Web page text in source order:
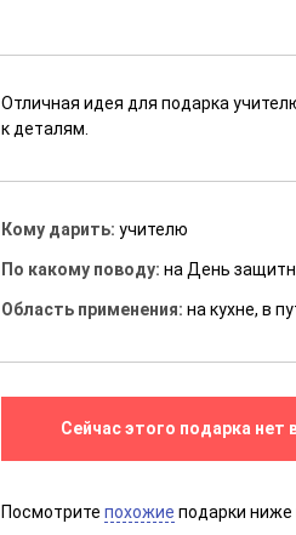
Отличная идея для подарка
к деталям.
Кому дарить:учителю
По какому поводу:на День
Область применения:на кухне, в
Сейчас этого подарка нет
Посмотритепохожие подарки ниже